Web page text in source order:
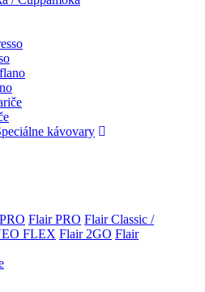
kávovary
Flair PRO Flair Classic /
FLEX Flair 2GO Flair